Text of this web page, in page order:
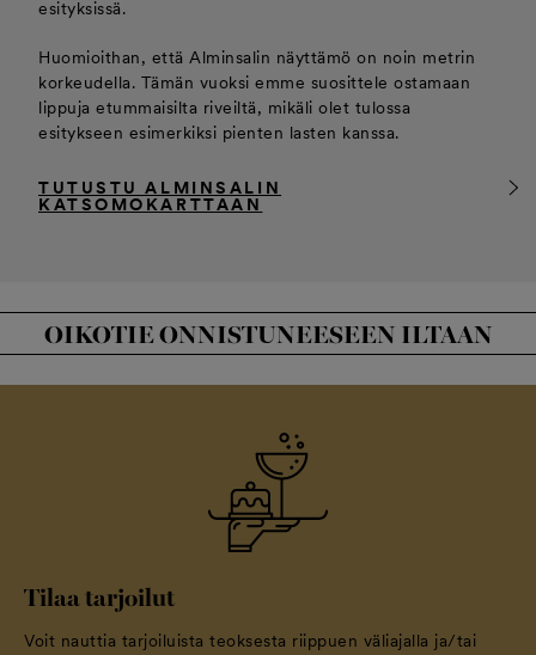
esityksissä.
Huomioithan, että Alminsalin näyttämö on noin metrin
korkeudella. Tämän vuoksi emme suosittele ostamaan
lippuja etummaisilta riveiltä, mikäli olet tulossa
esitykseen esimerkiksi pienten lasten kanssa.
TUTUSTU ALMINSALIN
KATSOMOKARTTAAN
OIKOTIE ONNISTUNEESEEN ILTAAN
Tilaa tarjoilut
Voit nauttia tarjoiluista teoksesta riippuen väliajalla ja/tai